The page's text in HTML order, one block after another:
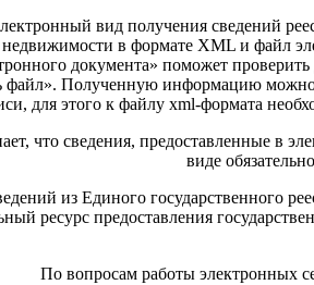
вид получения сведений
недвижимости в формате XML и файл
документа» поможет
Полученную информацию можно
для этого к файлу xml-формата
что сведения, предоставленные
виде
из Единого государственного
ресурс предоставления
По вопросам работы электронных